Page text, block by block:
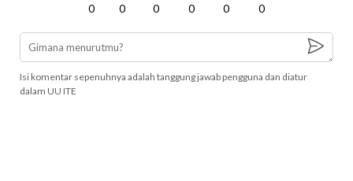
0 0 0 0 0 0
Isi komentar sepenuhnya adalah tanggung jawab pengguna dan diatur
dalam UU ITE